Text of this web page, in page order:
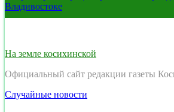
Владивостоке
На земле косихинской
Официальный сайт редакции газеты
Случайные новости